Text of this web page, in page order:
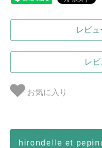
レビ
レ
お気に入り
hirondelle et pepin